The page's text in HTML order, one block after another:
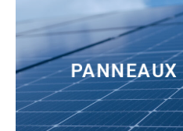
installation,